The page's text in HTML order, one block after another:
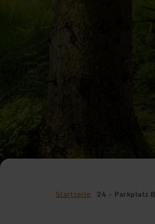
Startseite 24 - Parkplatz